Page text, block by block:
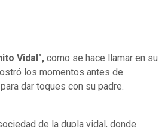
Vidal", como se hace llamar en su
los momentos antes de
dar toques con su padre.
de la dupla vidal, donde